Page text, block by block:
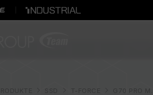
PRODUKTE SSD T-FORCE G70 PRO